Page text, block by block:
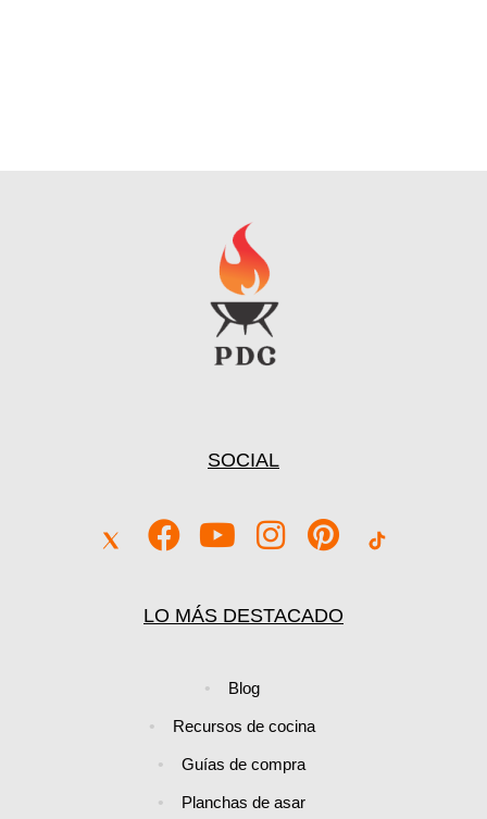
Barbacoa Eléctrica Cecotec PerfectRoast 3000W
Ver Precio y Ofertas
SOCIAL
LO MÁS DESTACADO
Blog
Recursos de cocina
Guías de compra
Planchas de asar